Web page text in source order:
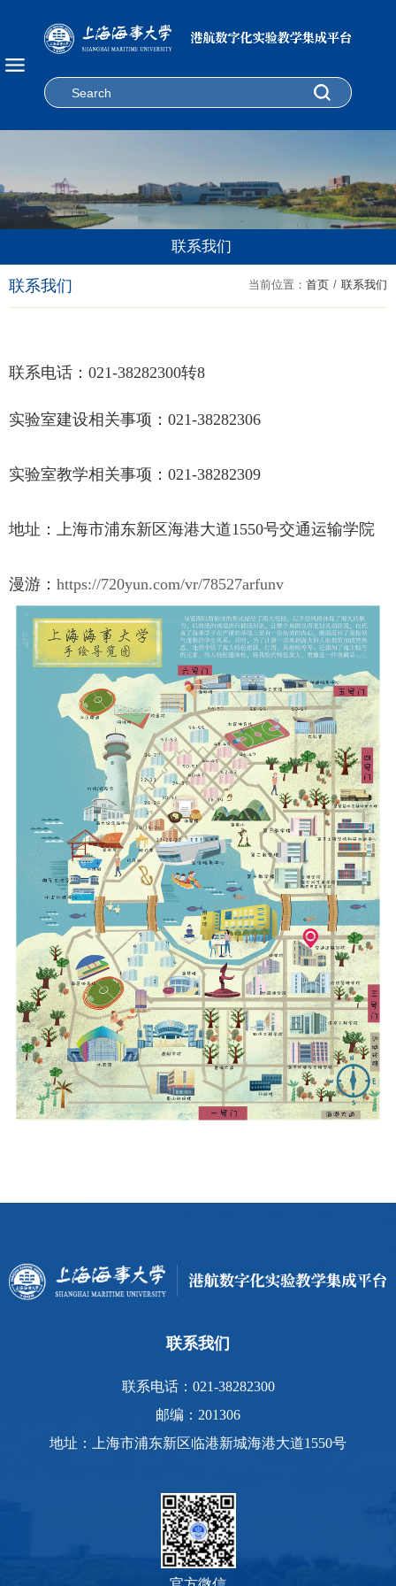
中心简介
中心视频
规章制度
环境设备 教研成果
教学成果
联系我们
联系我们
当前位置： 首页 / 联系我们
联系我们
联系电话：021-38282300转8
实验室建设相关事项：021-38282306
实验室教学相关事项：021-38282309
地址：上海市浦东新区海港大道1550号交通运输学院
漫游： https://720yun.com/vr/78527arfunv
联系我们
联系电话：021-38282300
邮编：201306
地址：上海市浦东新区临港新城海港大道1550号